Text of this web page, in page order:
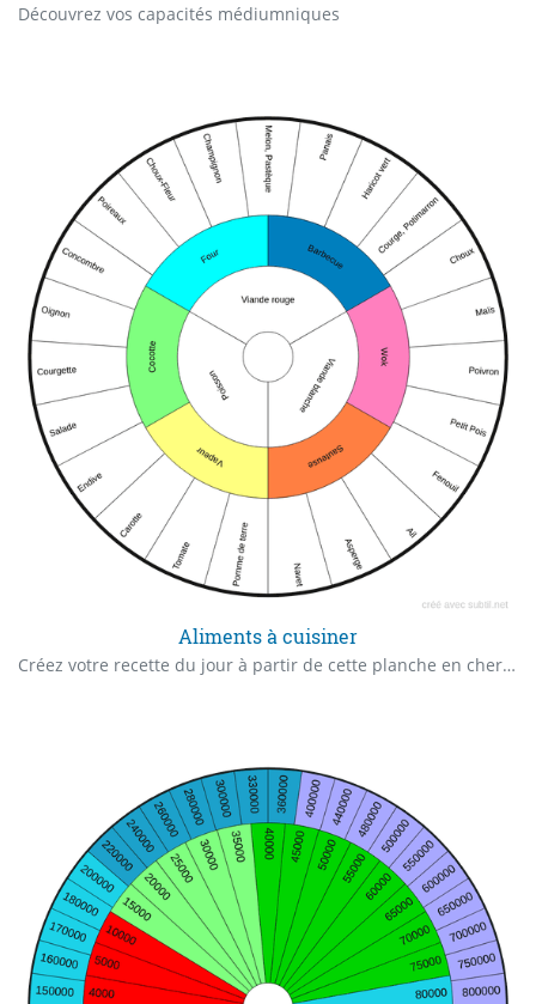
Découvrez vos capacités médiumniques
Aliments à cuisiner
Créez votre recette du jour à partir de cette planche en cherchant quels sont les aliments qui sont bons pour vous aujourd'hui.